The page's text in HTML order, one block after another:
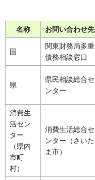
名称 お問い合わせ先
国
関東財務局多重
債務相談窓口
県
県民相談総合セ
ンター
消費生
活セン
ター
（県内
市町
村）
消費生活総合セ
ンター（さいた
ま市）